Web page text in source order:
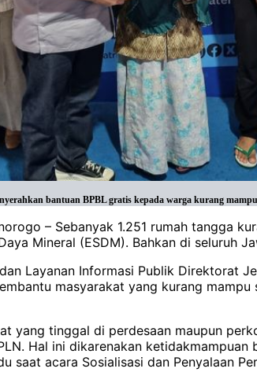
bantuan BPBL gratis kepada warga kurang
– Sebanyak 1.251 rumah tangga
Mineral (ESDM). Bahkan di seluruh
Layanan Informasi Publik Direktorat
masyarakat yang kurang
yang tinggal di perdesaan maupun
Hal ini dikarenakan
saat acara Sosialisasi dan Penyalaan